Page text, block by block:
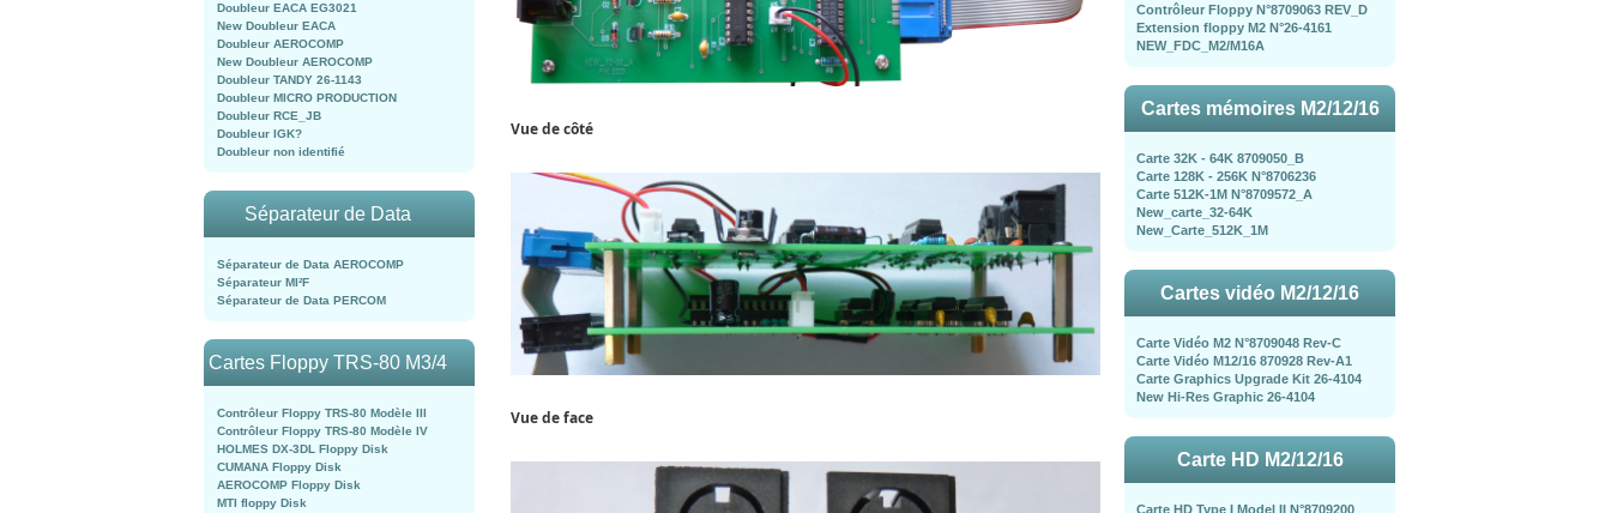
Doubleur EACA EG3021
New Doubleur EACA
Doubleur AEROCOMP
New Doubleur AEROCOMP
Doubleur TANDY 26-1143
Doubleur MICRO PRODUCTION
Doubleur RCE_JB
Doubleur IGK?
Doubleur non identifié
Séparateur de Data
Séparateur de Data AEROCOMP
Séparateur MI²F
Séparateur de Data PERCOM
Cartes Floppy TRS-80 M3/4
Contrôleur Floppy TRS-80 Modèle III
Contrôleur Floppy TRS-80 Modèle IV
HOLMES DX-3DL Floppy Disk
CUMANA Floppy Disk
AEROCOMP Floppy Disk
MTI floppy Disk
Vue de côté
Vue de face
Contrôleur Floppy N°8709063 REV_D
Extension floppy M2 N°26-4161
NEW_FDC_M2/M16A
Cartes mémoires M2/12/16
Carte 32K - 64K 8709050_B
Carte 128K - 256K N°8706236
Carte 512K-1M N°8709572_A
New_carte_32-64K
New_Carte_512K_1M
Cartes vidéo M2/12/16
Carte Vidéo M2 N°8709048 Rev-C
Carte Vidéo M12/16 870928 Rev-A1
Carte Graphics Upgrade Kit 26-4104
New Hi-Res Graphic 26-4104
Carte HD M2/12/16
Carte HD Type I Model II N°8709200